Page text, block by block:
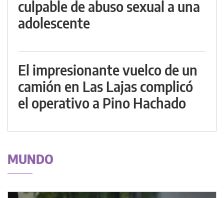
culpable de abuso sexual a una
adolescente
El impresionante vuelco de un
camión en Las Lajas complicó
el operativo a Pino Hachado
MUNDO